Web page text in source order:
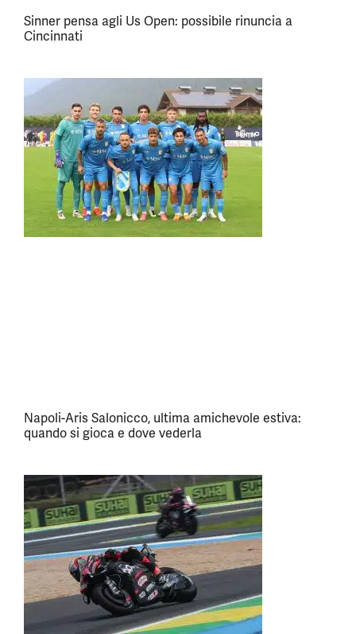
Sinner pensa agli Us Open: possibile rinuncia a
Cincinnati
Napoli-Aris Salonicco, ultima amichevole estiva:
quando si gioca e dove vederla